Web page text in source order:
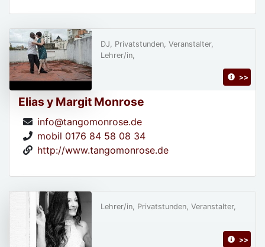
Elias y Margit Monrose
info@tangomonrose.de
mobil 0176 84 58 08 34
http://www.tangomonrose.de
DJ, Privatstunden, Veranstalter,
Lehrer/in,
>>
Lehrer/in, Privatstunden, Veranstalter,
>>